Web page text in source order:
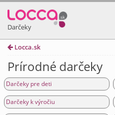
Darčeky
Locca.sk
Prírodné darčeky
Darčeky pre deti
Darčeky k výročiu